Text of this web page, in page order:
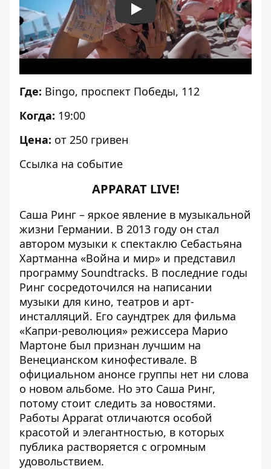
Play
Где: Bingo, проспект Победы, 112
Когда: 19:00
Цена: от 250 гривен
Ссылка на событие
APPARAT LIVE!
Саша Ринг – яркое явление в музыкальной
жизни Германии. В 2013 году он стал
автором музыки к спектаклю Себастьяна
Хартманна «Война и мир» и представил
программу Soundtracks. В последние годы
Ринг сосредоточился на написании
музыки для кино, театров и арт-
инсталляций. Его саундтрек для фильма
«Капри-революция» режиссера Марио
Мартоне был признан лучшим на
Венецианском кинофестивале. В
официальном анонсе группы нет ни слова
о новом альбоме. Но это Саша Ринг,
потому стоит следить за новостями.
Работы Apparat отличаются особой
красотой и элегантностью, в которых
публика растворяется с огромным
удовольствием.